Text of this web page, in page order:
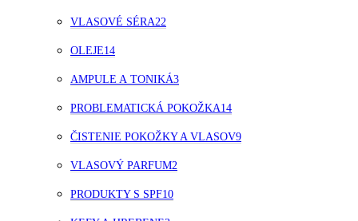
VLASOVÉ SÉRA22
OLEJE14
AMPULE A TONIKÁ3
PROBLEMATICKÁ POKOŽKA14
ČISTENIE POKOŽKY A VLASOV9
VLASOVÝ PARFUM2
PRODUKTY S SPF10